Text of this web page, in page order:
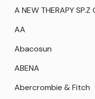
A NEW THERAPY SP.Z
AA
Abacosun
ABENA
Abercrombie & Fitch